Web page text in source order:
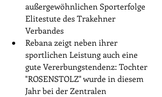
außergewöhnlichen Sporterfolge
Elitestute des Trakehner
Verbandes​​​
Rebana zeigt neben ihrer
sportlichen Leistung auch eine
gute Vererbungstendenz: Tochter
"ROSENSTOLZ" wurde in diesem
Jahr bei der Zentralen